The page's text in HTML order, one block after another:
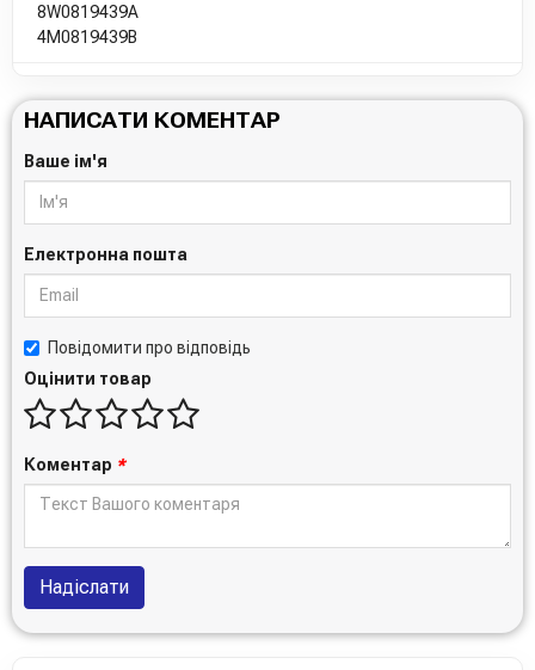
8W0819439A
4M0819439B
НАПИСАТИ КОМЕНТАР
Ваше ім'я
Електронна пошта
Повідомити про відповідь
Оцінити товар
Коментар *
Надіслати